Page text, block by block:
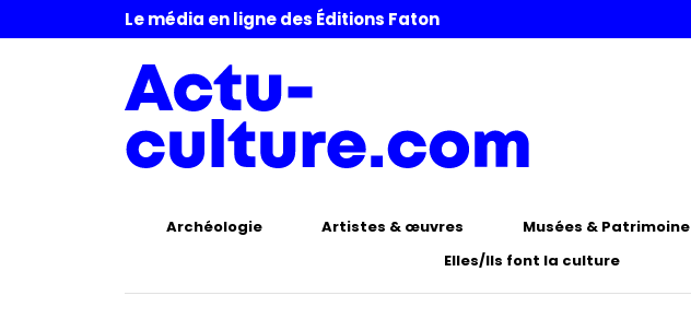
Le média en ligne des Éditions Faton
Archéologie Artistes & œuvres Musées & Patrimoine
Elles/Ils font la culture